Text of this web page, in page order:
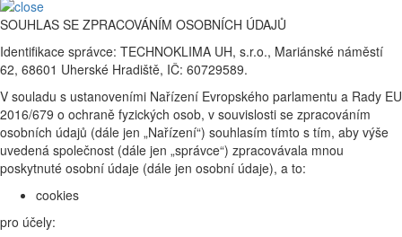
SOUHLAS SE ZPRACOVÁNÍM OSOBNÍCH ÚDAJŮ
Identifikace správce: TECHNOKLIMA UH, s.r.o., Mariánské náměstí
62, 68601 Uherské Hradiště, IČ: 60729589.
V souladu s ustanoveními Nařízení Evropského parlamentu a Rady EU
2016/679 o ochraně fyzických osob, v souvislosti se zpracováním
osobních údajů (dále jen „Nařízení“) souhlasím tímto s tím, aby výše
uvedená společnost (dále jen „správce“) zpracovávala mnou
poskytnuté osobní údaje (dále jen osobní údaje), a to:
cookies
pro účely: